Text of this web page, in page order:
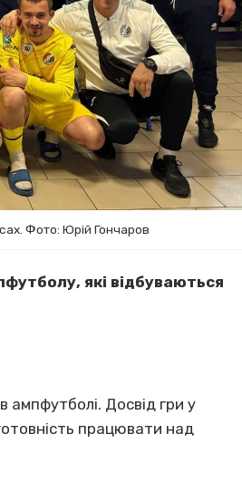
Фото: Юрій Гончаров
які відбуваються
ампфутболі. Досвід гри у
працювати над